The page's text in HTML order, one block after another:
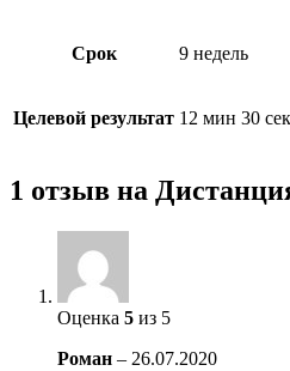
Срок 9 недель
Целевой результат 12 мин 30
1 отзыв на
Оценка 5 из 5
Роман – 26.07.2020